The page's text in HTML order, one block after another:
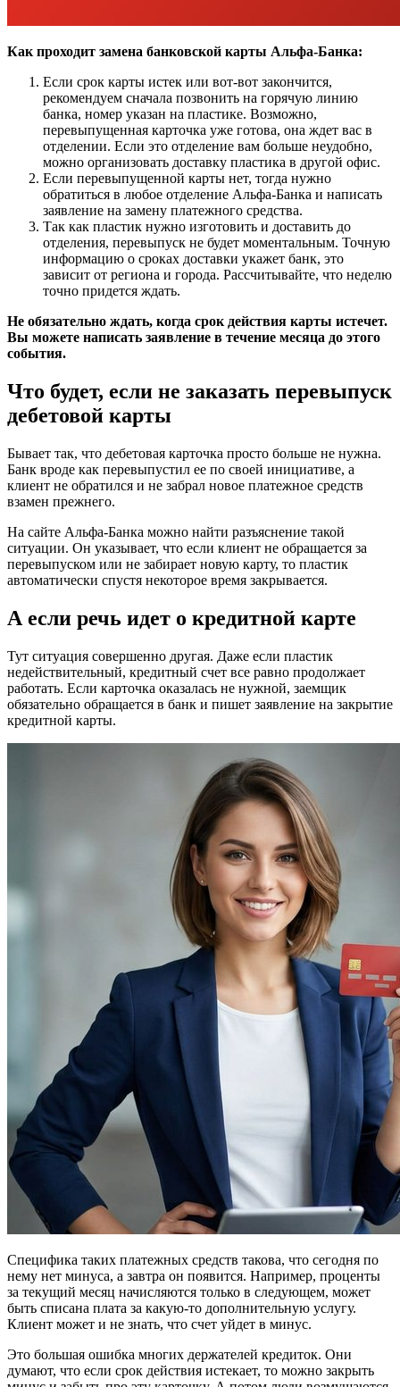
Как проходит замена банковской карты Альфа-Банка:
Если срок карты истек или вот-вот закончится,
рекомендуем сначала позвонить на горячую линию
банка, номер указан на пластике. Возможно,
перевыпущенная карточка уже готова, она ждет вас в
отделении. Если это отделение вам больше неудобно,
можно организовать доставку пластика в другой офис.
Если перевыпущенной карты нет, тогда нужно
обратиться в любое отделение Альфа-Банка и написать
заявление на замену платежного средства.
Так как пластик нужно изготовить и доставить до
отделения, перевыпуск не будет моментальным. Точную
информацию о сроках доставки укажет банк, это
зависит от региона и города. Рассчитывайте, что неделю
точно придется ждать.
Не обязательно ждать, когда срок действия карты истечет.
Вы можете написать заявление в течение месяца до этого
события.
Что будет, если не заказать перевыпуск
дебетовой карты
Бывает так, что дебетовая карточка просто больше не нужна.
Банк вроде как перевыпустил ее по своей инициативе, а
клиент не обратился и не забрал новое платежное средств
взамен прежнего.
На сайте Альфа-Банка можно найти разъяснение такой
ситуации. Он указывает, что если клиент не обращается за
перевыпуском или не забирает новую карту, то пластик
автоматически спустя некоторое время закрывается.
А если речь идет о кредитной карте
Тут ситуация совершенно другая. Даже если пластик
недействительный, кредитный счет все равно продолжает
работать. Если карточка оказалась не нужной, заемщик
обязательно обращается в банк и пишет заявление на закрытие
кредитной карты.
Специфика таких платежных средств такова, что сегодня по
нему нет минуса, а завтра он появится. Например, проценты
за текущий месяц начисляются только в следующем, может
быть списана плата за какую-то дополнительную услугу.
Клиент может и не знать, что счет уйдет в минус.
Это большая ошибка многих держателей кредиток. Они
думают, что если срок действия истекает, то можно закрыть